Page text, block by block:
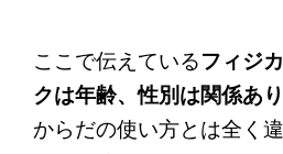
ここで伝えているフィジ
クは年齢、性別は関係あり
からだの使い方とは全く